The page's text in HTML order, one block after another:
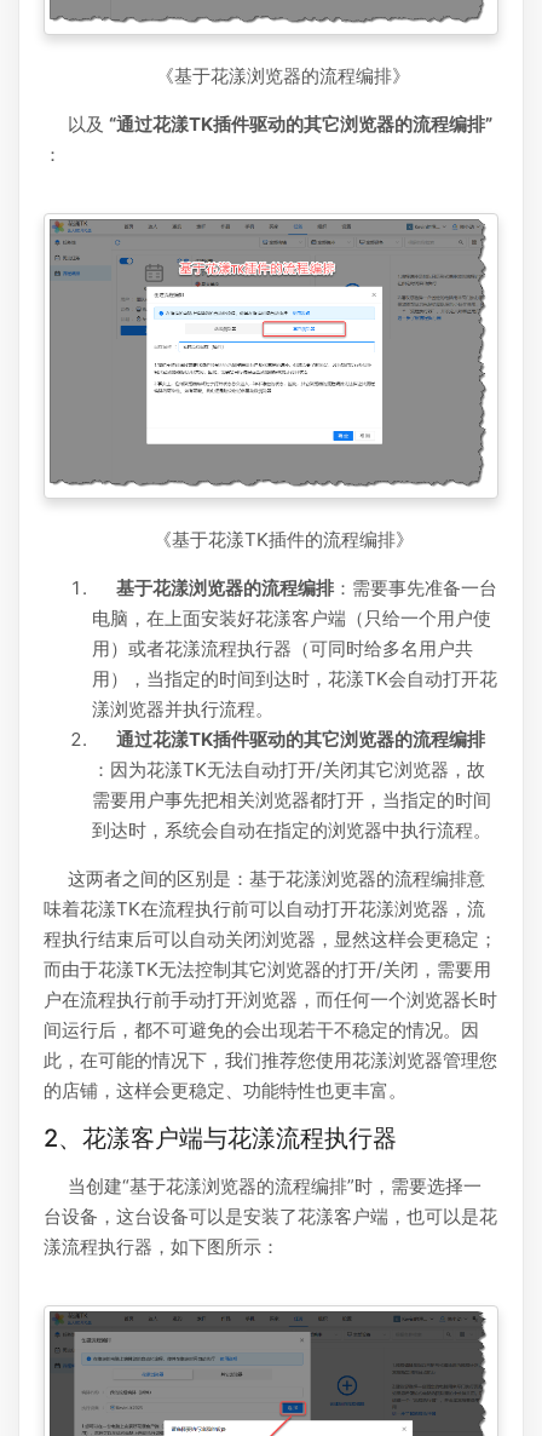
《基于花漾浏览器的流程编排》
以及 “通过花漾TK插件驱动的其它浏览器的流程编排”
：
《基于花漾TK插件的流程编排》
基于花漾浏览器的流程编排：需要事先准备一台
电脑，在上面安装好花漾客户端（只给一个用户使
用）或者花漾流程执行器（可同时给多名用户共
用），当指定的时间到达时，花漾TK会自动打开花
漾浏览器并执行流程。
通过花漾TK插件驱动的其它浏览器的流程编排
：因为花漾TK无法自动打开/关闭其它浏览器，故
需要用户事先把相关浏览器都打开，当指定的时间
到达时，系统会自动在指定的浏览器中执行流程。
这两者之间的区别是：基于花漾浏览器的流程编排意
味着花漾TK在流程执行前可以自动打开花漾浏览器，流
程执行结束后可以自动关闭浏览器，显然这样会更稳定；
而由于花漾TK无法控制其它浏览器的打开/关闭，需要用
户在流程执行前手动打开浏览器，而任何一个浏览器长时
间运行后，都不可避免的会出现若干不稳定的情况。因
此，在可能的情况下，我们推荐您使用花漾浏览器管理您
的店铺，这样会更稳定、功能特性也更丰富。
2、花漾客户端与花漾流程执行器
当创建“基于花漾浏览器的流程编排”时，需要选择一
台设备，这台设备可以是安装了花漾客户端，也可以是花
漾流程执行器，如下图所示：